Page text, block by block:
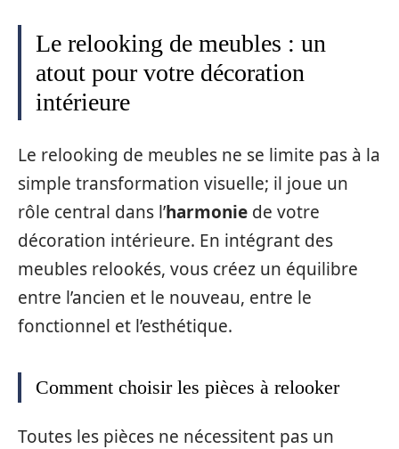
Le relooking de meubles : un
atout pour votre décoration
intérieure
Le relooking de meubles ne se limite pas à la
simple transformation visuelle; il joue un
rôle central dans l’harmonie de votre
décoration intérieure. En intégrant des
meubles relookés, vous créez un équilibre
entre l’ancien et le nouveau, entre le
fonctionnel et l’esthétique.
Comment choisir les pièces à relooker
Toutes les pièces ne nécessitent pas un